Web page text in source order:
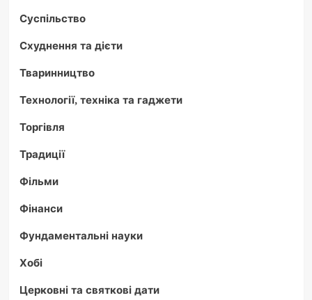
Суспільство
Схуднення та дієти
Тваринництво
Технології, техніка та гаджети
Торгівля
Традиції
Фільми
Фінанси
Фундаментальні науки
Хобі
Церковні та святкові дати